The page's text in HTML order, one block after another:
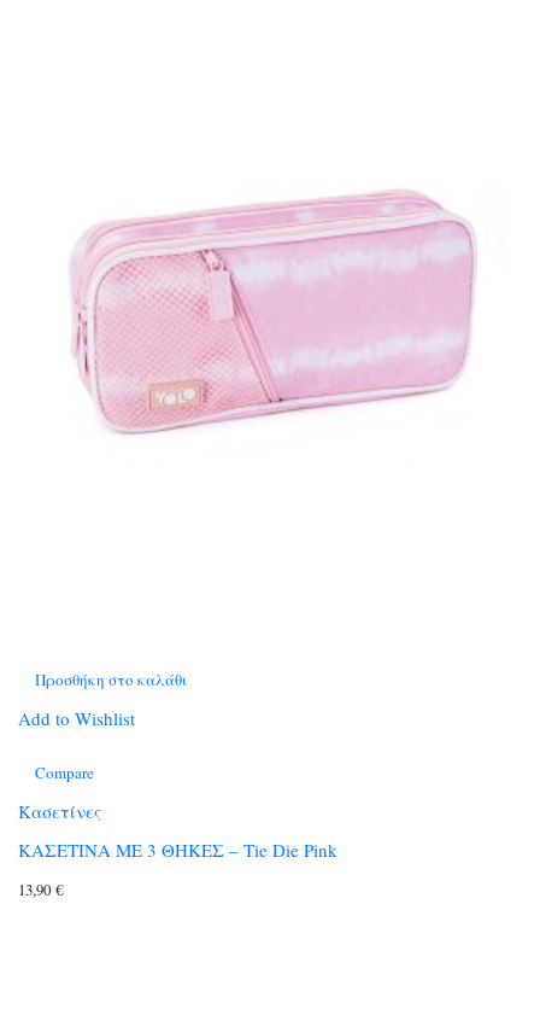
Προσθήκη στο καλάθι
Add to Wishlist
Compare
Κασετίνες
ΚΑΣΕΤΙΝΑ ΜΕ 3 ΘΗΚΕΣ – Tie Die Pink
13,90 €